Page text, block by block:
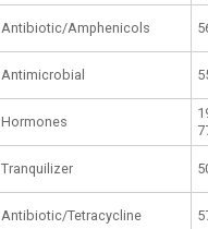
Antibiotic/Amphenicols
Antimicrobial
Hormones
Tranquilizer
Antibiotic/Tetracycline